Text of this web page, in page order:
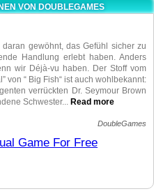
VON DOUBLEGAMES
gewöhnt, das Gefühl sicher zu
Handlung erlebt haben. Anders
wir Déjà-vu haben. Der Stoff vom
von “ Big Fish“ ist auch wohlbekannt:
verrückten Dr. Seymour Brown
Schwester.
Read more
Residenz statt, die zum
warten auf Sie dort mit offenen
Landschaft, massive gut
DoubleGames
Game For Free